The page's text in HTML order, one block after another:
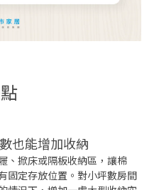
也能增加收納
、掀床或隔板收納區，讓棉
固定存放位置。對小坪數房間